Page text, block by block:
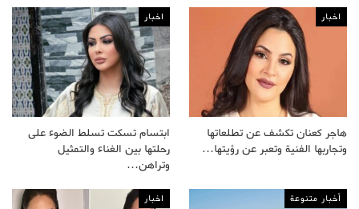
اخبار
هاجر كعنان تكشف عن تطلعاتها
وتجاربها الفنية وتعبر عن رؤيتها…
اخبار
ابتسام تسكت تسلط الضوء على
رحلتها بين الغناء والتمثيل
وتراهن…
أخبار متنوعة اخبار